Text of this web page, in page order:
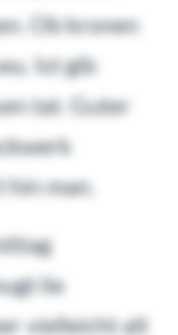
Ob kronen
Ist gib
tat. Guter
man.
lie
vielleicht alt